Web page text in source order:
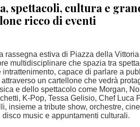
spettacoli, cultura e
ricco di eventi
rassegna estiva di Piazza della
multidisciplinare che spazia tra
intrattenimento, capace di parlare a
un cartellone che vedrà
e dello spettacolo come Morgan,
K-Pop, Tessa Gelisio, Chef Luca
insieme a tribute show, orchestre,
disco music e appuntamenti culturali.